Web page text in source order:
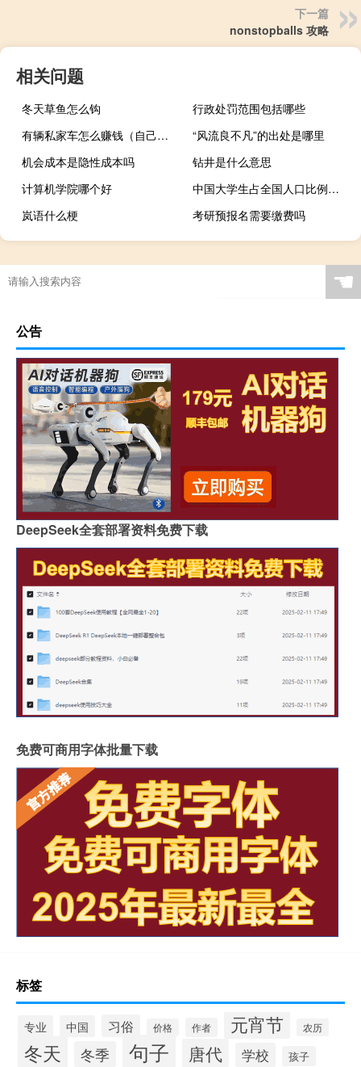
下一篇
nonstopballs 攻略
相关问题
冬天草鱼怎么钩
行政处罚范围包括哪些
有辆私家车怎么赚钱（自己有私家车怎么赚钱）
“风流良不凡”的出处是哪里
机会成本是隐性成本吗
钻井是什么意思
计算机学院哪个好
中国大学生占全国人口比例多少
岚语什么梗
考研预报名需要缴费吗
☚
公告
DeepSeek全套部署资料免费下载
免费可商用字体批量下载
标签
专业 中国 习俗 价格 作者 元宵节 农历
冬天 冬季 句子 唐代 学校 孩子